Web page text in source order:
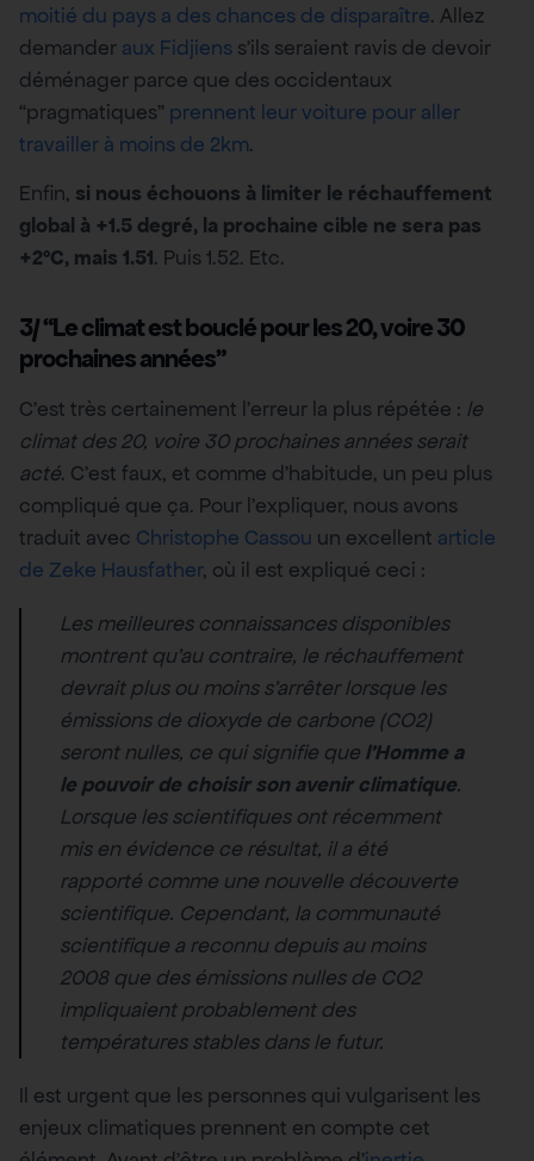
moitié du pays a des chances de disparaître. Allez
demander aux Fidjiens s’ils seraient ravis de devoir
déménager parce que des occidentaux
“pragmatiques” prennent leur voiture pour aller
travailler à moins de 2km.
Enfin, si nous échouons à limiter le réchauffement
global à +1.5 degré, la prochaine cible ne sera pas
+2°C, mais 1.51. Puis 1.52. Etc.
3/ “Le climat est bouclé pour les 20, voire 30
prochaines années”
C’est très certainement l’erreur la plus répétée : le
climat des 20, voire 30 prochaines années serait
acté. C’est faux, et comme d’habitude, un peu plus
compliqué que ça. Pour l’expliquer, nous avons
traduit avec Christophe Cassou un excellent article
de Zeke Hausfather, où il est expliqué ceci :
Les meilleures connaissances disponibles
montrent qu’au contraire, le réchauffement
devrait plus ou moins s’arrêter lorsque les
émissions de dioxyde de carbone (CO2)
seront nulles, ce qui signifie que l’Homme a
le pouvoir de choisir son avenir climatique.
Lorsque les scientifiques ont récemment
mis en évidence ce résultat, il a été
rapporté comme une nouvelle découverte
scientifique. Cependant, la communauté
scientifique a reconnu depuis au moins
2008 que des émissions nulles de CO2
impliquaient probablement des
températures stables dans le futur.
Il est urgent que les personnes qui vulgarisent les
enjeux climatiques prennent en compte cet